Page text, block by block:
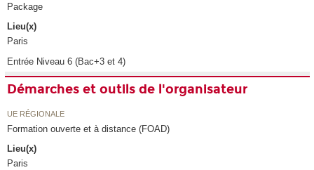
Package
Lieu(x)
Paris
Entrée Niveau 6 (Bac+3 et 4)
Démarches et outils de l'organisateur
UE RÉGIONALE
Formation ouverte et à distance (FOAD)
Lieu(x)
Paris